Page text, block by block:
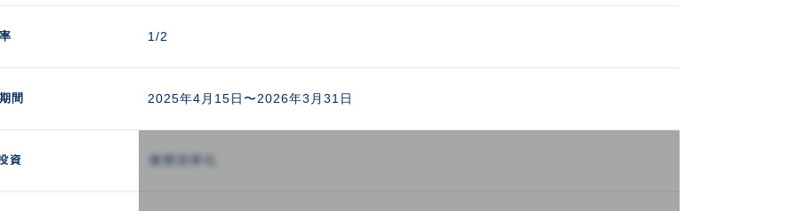
1/2
間 2025年4月15日〜2026年3月31日